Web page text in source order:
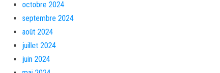
octobre 2024
septembre 2024
août 2024
juillet 2024
juin 2024